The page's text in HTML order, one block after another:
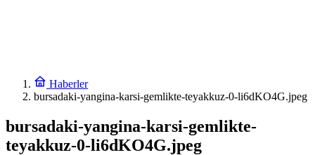
Haberler
bursadaki-yangina-karsi-gemlikte-teyakkuz-0-li6dKO4G.jpeg
bursadaki-yangina-karsi-gemlikte-
teyakkuz-0-li6dKO4G.jpeg